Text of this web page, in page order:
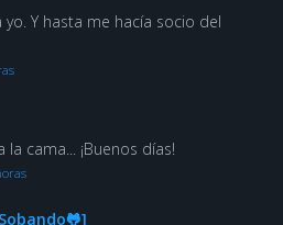
Y hasta me hacía socio del
la cama... ¡Buenos días!